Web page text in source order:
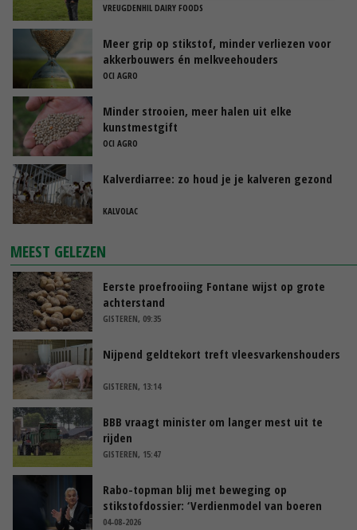
VREUGDENHIL DAIRY FOODS
Meer grip op stikstof, minder verliezen voor
akkerbouwers én melkveehouders
OCI AGRO
Minder strooien, meer halen uit elke
kunstmestgift
OCI AGRO
Kalverdiarree: zo houd je je kalveren gezond
KALVOLAC
MEEST GELEZEN
Eerste proefrooiing Fontane wijst op grote
achterstand
GISTEREN, 09:35
Nijpend geldtekort treft vleesvarkenshouders
GISTEREN, 13:14
BBB vraagt minister om langer mest uit te
rijden
GISTEREN, 15:47
Rabo-topman blij met beweging op
stikstofdossier: ‘Verdienmodel van boeren
blijft cruciaal’
04-08-2026